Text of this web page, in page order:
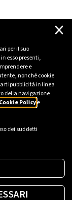
per il suo
esso presenti,
e
nonché cookie
pubblicità in linea
della navigazione
Cookie Policye
dei suddetti
×
dei
te.